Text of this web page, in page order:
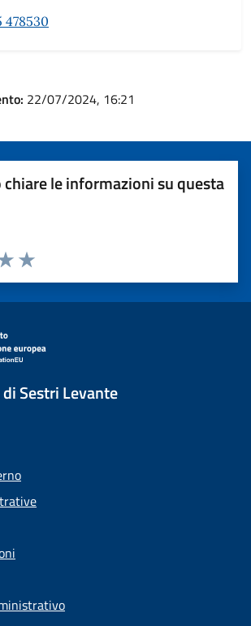
478530
22/07/2024, 16:21
chiare le informazioni su questa
Valuta 5 stelle su 5
4 stelle su 5
3 stelle su 5
su 5
su 5
Sestri Levante